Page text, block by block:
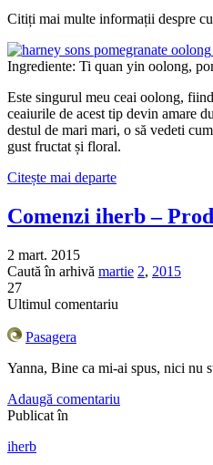
Citiți mai multe informații despre
Ingrediente: Ti quan yin oolong,
Este singurul meu ceai oolong,
ceaiurile de acest tip devin amare
destul de mari mari, o să vedeti
gust fructat și floral.
Citește mai departe
Comenzi iherb –
2 mart. 2015
Caută în arhivă martie 2, 2015
27
Ultimul comentariu
Pasagera
Yanna, Bine ca mi-ai spus, nici nu
Adaugă comentariu
Publicat în
iherb